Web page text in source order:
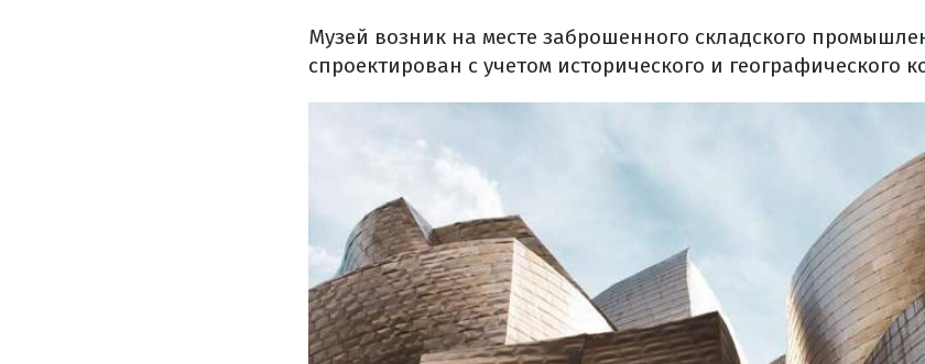
Музей возник на месте заброшенного складского
спроектирован с учетом исторического и географического